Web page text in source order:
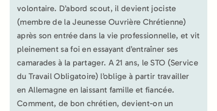
volontaire. D’abord scout, il devient jociste
(membre de la Jeunesse Ouvrière Chrétienne)
après son entrée dans la vie professionnelle, et vit
pleinement sa foi en essayant d’entraîner ses
camarades à la partager. A 21 ans, le STO (Service
du Travail Obligatoire) l’oblige à partir travailler
en Allemagne en laissant famille et fiancée.
Comment, de bon chrétien, devient-on un